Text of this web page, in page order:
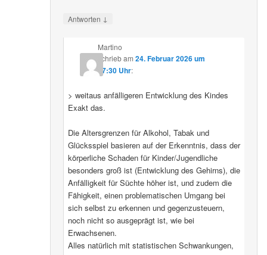
Antworten ↓
Martino
schriebam 24. Februar 2026 um
07:30 Uhr:
> weitaus anfälligeren Entwicklung des Kindes
Exakt das.
Die Altersgrenzen für Alkohol, Tabak und
Glücksspiel basieren auf der Erkenntnis, dass der
körperliche Schaden für Kinder/Jugendliche
besonders groß ist (Entwicklung des Gehirns), die
Anfälligkeit für Süchte höher ist, und zudem die
Fähigkeit, einen problematischen Umgang bei
sich selbst zu erkennen und gegenzusteuern,
noch nicht so ausgeprägt ist, wie bei
Erwachsenen.
Alles natürlich mit statistischen Schwankungen,